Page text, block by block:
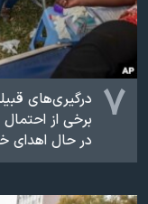
۷ درگیری‌های
برخی از
در حال اهدای